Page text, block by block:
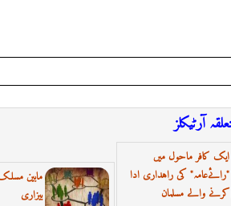
آرٹیکلز
مابین
بیزاری
ایک کافر ماحول میں
"رائےعامہ" کی راہداری ادا
کرنے والے مسلمان